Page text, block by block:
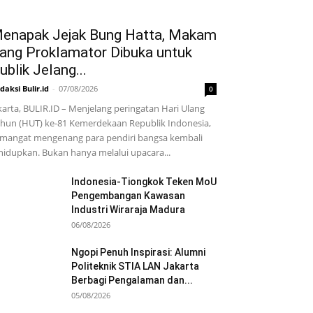
Jejak Bung Hatta, Makam
Proklamator Dibuka untuk
Jelang...
Bulir.id - 07/08/2026 0
BULIR.ID – Menjelang peringatan Hari Ulang
(HUT) ke-81 Kemerdekaan Republik Indonesia,
mengenang para pendiri bangsa kembali
Bukan hanya melalui upacara...
Indonesia-Tiongkok Teken MoU
Pengembangan Kawasan
Industri Wiraraja Madura
06/08/2026
Ngopi Penuh Inspirasi: Alumni
Politeknik STIA LAN Jakarta
Berbagi Pengalaman dan...
05/08/2026